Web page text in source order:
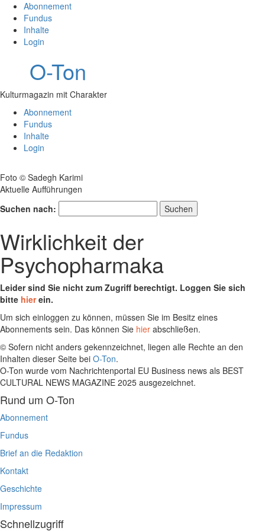
Abonnement
Fundus
Inhalte
Login
O-Ton
Kulturmagazin mit Charakter
Abonnement
Fundus
Inhalte
Login
Foto © Sadegh Karimi
Aktuelle Aufführungen
Suchen nach:
Wirklichkeit der
Psychopharmaka
Leider sind Sie nicht zum Zugriff berechtigt. Loggen Sie sich
bitte hierein.
Um sich einloggen zu können, müssen Sie im Besitz eines
Abonnements sein. Das können Sie hier abschließen.
© Sofern nicht anders gekennzeichnet, liegen alle Rechte an den
Inhalten dieser Seite bei O-Ton.
O-Ton wurde vom Nachrichtenportal EU Business news als BEST
CULTURAL NEWS MAGAZINE 2025 ausgezeichnet.
Rund um O-Ton
Abonnement
Fundus
Brief an die Redaktion
Kontakt
Geschichte
Impressum
Schnellzugriff